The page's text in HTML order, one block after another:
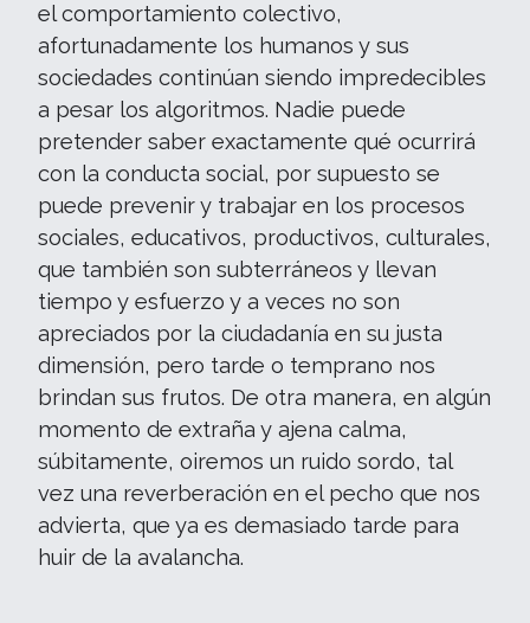
el comportamiento colectivo,
afortunadamente los humanos y sus
sociedades continúan siendo impredecibles
a pesar los algoritmos. Nadie puede
pretender saber exactamente qué ocurrirá
con la conducta social, por supuesto se
puede prevenir y trabajar en los procesos
sociales, educativos, productivos, culturales,
que también son subterráneos y llevan
tiempo y esfuerzo y a veces no son
apreciados por la ciudadanía en su justa
dimensión, pero tarde o temprano nos
brindan sus frutos. De otra manera, en algún
momento de extraña y ajena calma,
súbitamente, oiremos un ruido sordo, tal
vez una reverberación en el pecho que nos
advierta, que ya es demasiado tarde para
huir de la avalancha.